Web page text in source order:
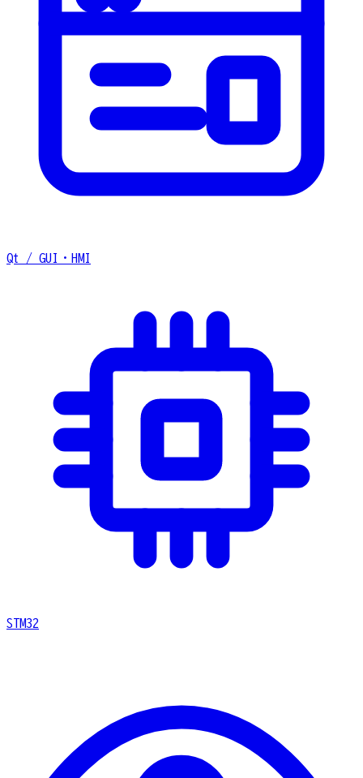
Qt / GUI・HMI
STM32